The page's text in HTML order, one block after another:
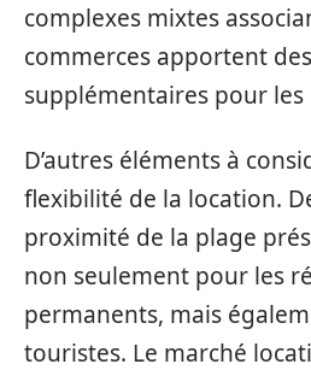
complexes mixtes
commerces apportent
supplémentaires pour les
D’autres éléments à
flexibilité de la location.
proximité de la plage
non seulement pour les
permanents, mais
touristes. Le marché